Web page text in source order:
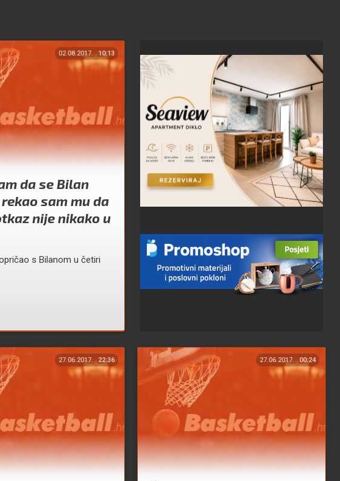
02.08.2017. 10:13
da se Bilan
sam mu da
nije nikako u
s Bilanom u četiri
27.06.2017. 22:36 27.06.2017. 00:24